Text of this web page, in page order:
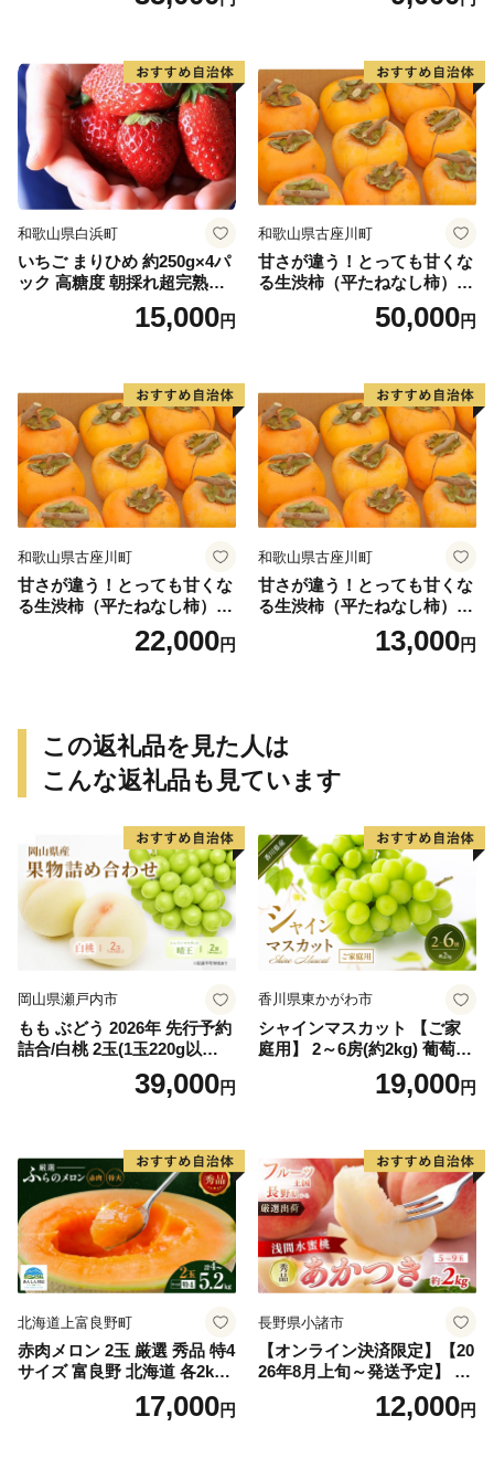
和歌山県白浜町
いちご まりひめ 約250g×4パ
ック 高糖度 朝採れ超完熟ま
りひめ 1月以降発送分
15,000円
和歌山県古座川町
甘さが違う！とっても甘くな
る生渋柿（平たねなし柿）吊
ップ付約14.5～15kg 約60～
rt015B】
50,000円
和歌山県古座川町
甘さが違う！とっても甘くな
る生渋柿（平たねなし柿）吊
ップ付約4.5～5kg 約24～30
22,000円
和歌山県古座川町
甘さが違う！とっても甘くな
る生渋柿（平たねなし柿）吊
ップ付付約1.5～2kg 約6～1
13,000円
この返礼品を見た人は
こんな返礼品も見ています
岡山県瀬戸内市
もも ぶどう 2026年 先行予約
詰合/白桃 2玉(1玉220g以
上)・シャインマスカット 晴
39,000円
香川県東かがわ市
シャインマスカット 【ご家
庭用】 2～6房(約2kg) 葡萄 ぶ
どう ブドウ フルーツ 果物 く
だもの 果実 旬の果物 旬のフ
19,000円
北海道上富良野町
赤肉メロン 2玉 厳選 秀品 特4
サイズ 富良野 北海道 各2kg
～2.6kg 2玉 セット ファーム
富良野 メロン めろん 果物 く
17,000円
長野県小諸市
【オンライン決済限定】【20
26年8月上旬～発送予定】 先
行予約 「浅間水蜜桃プレミ
アム」 もも あかつき 秀品 約
12,000円